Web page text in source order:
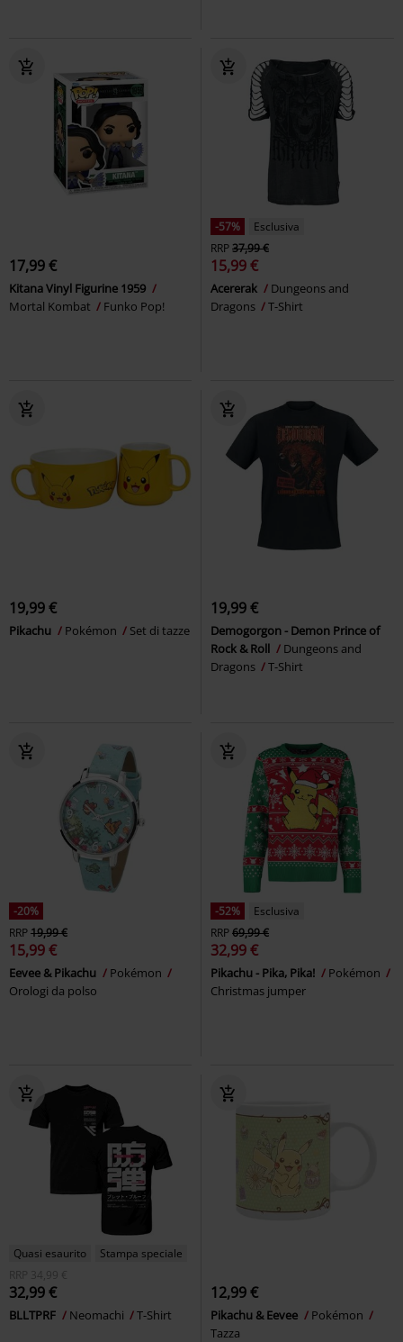
17,99 €
Kitana Vinyl Figurine 1959
Mortal Kombat
Funko Pop!
-57%
Esclusiva
RRP37,99 €
15,99 €
Acererak
Dungeons and
Dragons
T-Shirt
19,99 €
Pikachu Pokémon Set di tazze
19,99 €
Demogorgon - Demon Prince of
Rock & Roll
Dungeons and
Dragons
T-Shirt
-20%
RRP19,99 €
15,99 €
Eevee & Pikachu
Pokémon
Orologi da polso
-52%
Esclusiva
RRP69,99 €
32,99 €
Pikachu - Pika, Pika!
Pokémon
Christmas jumper
Quasi esaurito
Stampa speciale
RRP
34,99 €
32,99 €
BLLTPRF Neomachi T-Shirt
12,99 €
Pikachu & Eevee
Pokémon
Tazza